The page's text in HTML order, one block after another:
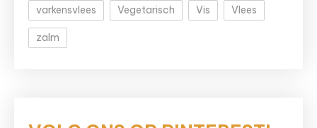
varkensvlees Vegetarisch Vis Vlees
zalm